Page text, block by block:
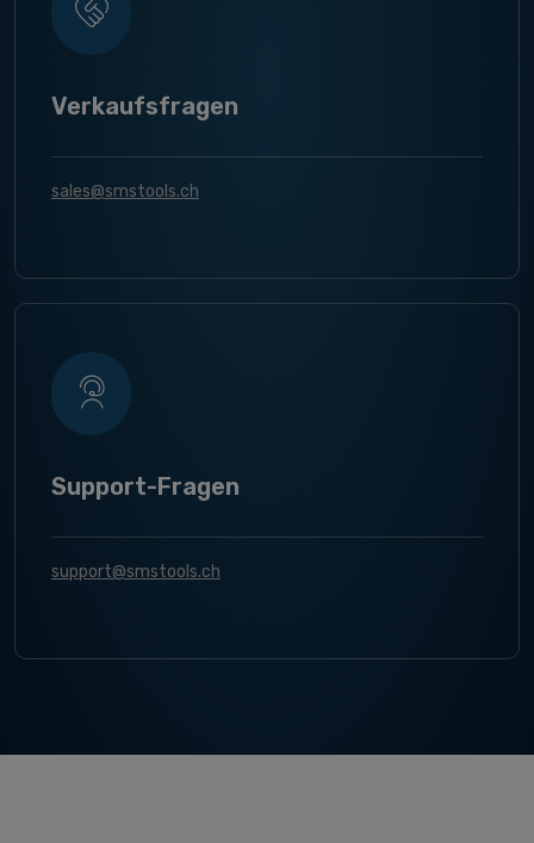
Verkaufsfragen
sales@smstools.ch
Support-Fragen
support@smstools.ch